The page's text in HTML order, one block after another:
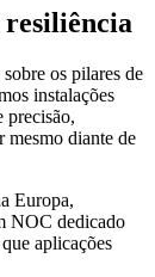
os pilares de
instalações
precisão,
mesmo diante de
Europa,
NOC dedicado
aplicações